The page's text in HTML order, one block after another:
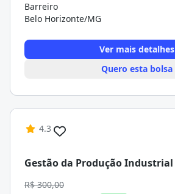
Barreiro
Belo Horizonte/MG
Ver mais detalhes
Quero esta bolsa
4.3
Gestão da Produção Industrial
R$ 300,00